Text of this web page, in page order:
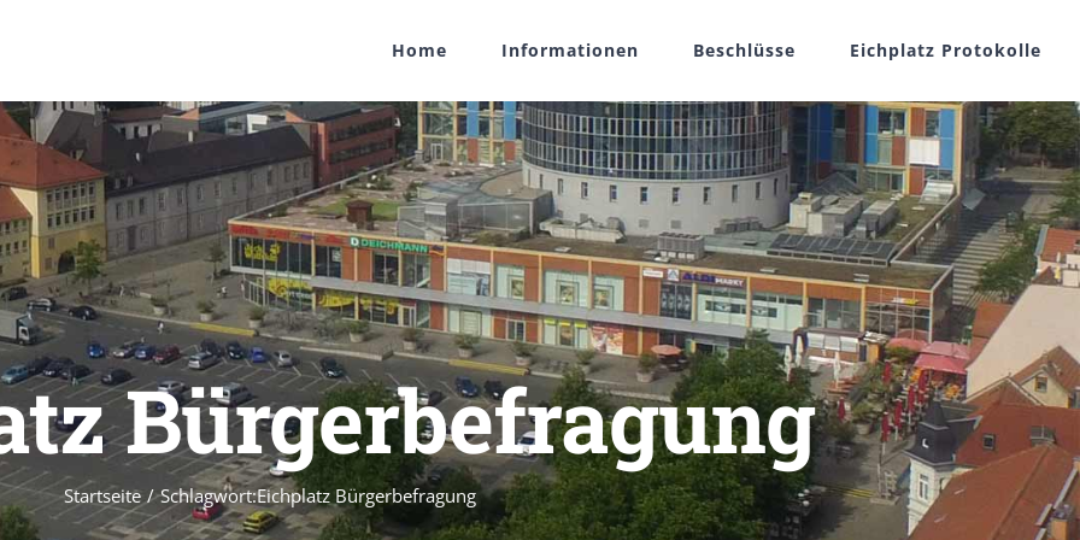
Home Informationen Beschlüsse Eichplatz Protokolle
Bürgerbefragung
Startseite / Schlagwort:Eichplatz Bürgerbefragung